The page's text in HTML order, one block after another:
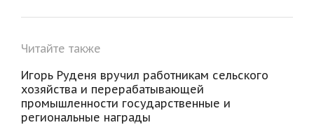
Читайте также
Игорь Руденя вручил работникам сельского
хозяйства и перерабатывающей
промышленности государственные и
региональные награды